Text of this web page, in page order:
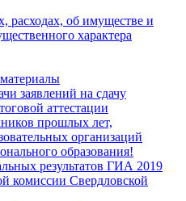
расходах, об имуществе и
характера
заявлений на сдачу
аттестации
прошлых лет,
организаций
образования!
результатов ГИА 2019
комиссии Свердловской